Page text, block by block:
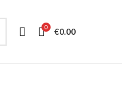
0 €0.00